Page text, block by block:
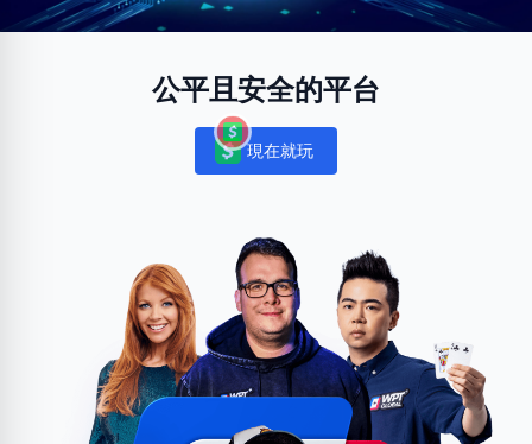
公平且安全的平台
Notifications
現在就玩